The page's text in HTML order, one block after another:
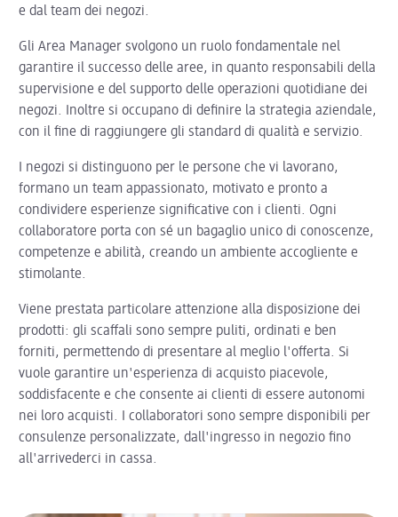
e dal team dei negozi.
Gli Area Manager svolgono un ruolo fondamentale nel
garantire il successo delle aree, in quanto responsabili della
supervisione e del supporto delle operazioni quotidiane dei
negozi. Inoltre si occupano di definire la strategia aziendale,
con il fine di raggiungere gli standard di qualità e servizio.
I negozi si distinguono per le persone che vi lavorano,
formano un team appassionato, motivato e pronto a
condividere esperienze significative con i clienti. Ogni
collaboratore porta con sé un bagaglio unico di conoscenze,
competenze e abilità, creando un ambiente accogliente e
stimolante.
Viene prestata particolare attenzione alla disposizione dei
prodotti: gli scaffali sono sempre puliti, ordinati e ben
forniti, permettendo di presentare al meglio l'offerta. Si
vuole garantire un'esperienza di acquisto piacevole,
soddisfacente e che consente ai clienti di essere autonomi
nei loro acquisti. I collaboratori sono sempre disponibili per
consulenze personalizzate, dall'ingresso in negozio fino
all'arrivederci in cassa.